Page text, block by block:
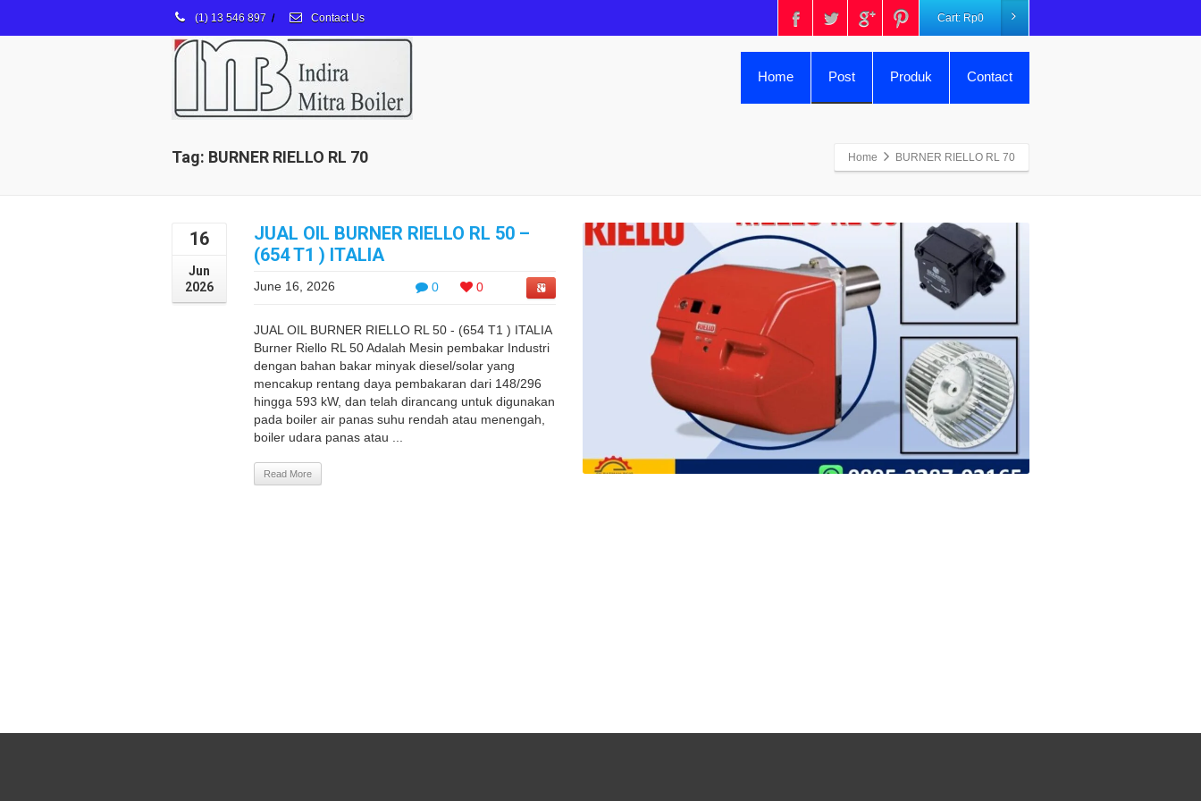
(1) 13 546 897 / Contact Us Cart: Rp0
Home Post Produk Contact
Tag: BURNER RIELLO RL 70 Home BURNER RIELLO RL 70
16
Jun
2026
JUAL OIL BURNER RIELLO RL 50 –
(654 T1 ) ITALIA
0 0
June 16, 2026
JUAL OIL BURNER RIELLO RL 50 - (654 T1 ) ITALIA
Burner Riello RL 50 Adalah Mesin pembakar Industri
dengan bahan bakar minyak diesel/solar yang
mencakup rentang daya pembakaran dari 148/296
hingga 593 kW, dan telah dirancang untuk digunakan
pada boiler air panas suhu rendah atau menengah,
boiler udara panas atau ...
Read More